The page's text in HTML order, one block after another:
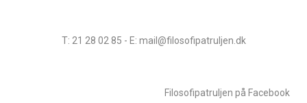
T: 21 28 02 85 - E: mail@filosofipatruljen.dk
Filosofipatruljen på Facebook